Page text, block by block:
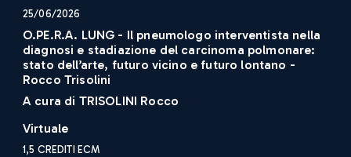
25/06/2026
O.PE.R.A. LUNG - Il pneumologo interventista nella
diagnosi e stadiazione del carcinoma polmonare:
stato dell’arte, futuro vicino e futuro lontano -
Rocco Trisolini
A cura di TRISOLINI Rocco
Virtuale
1,5 CREDITI ECM